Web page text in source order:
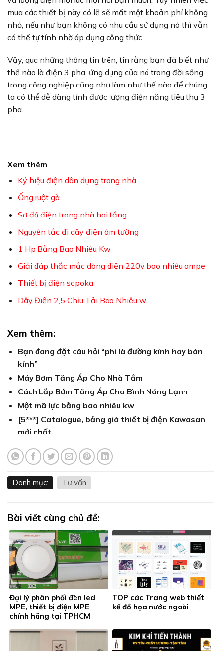
mua các thiết bị này có lẽ sẽ mất một khoản phí không
nhỏ, nếu như bạn không có nhu cầu sử dụng nó thì vẫn
có thể tự tính nhờ áp dụng công thức.
Vậy, qua những thông tin trên, tin rằng bạn đã biết như
thế nào là điện 3 pha, ứng dụng của nó trong đời sống
trong công nghiệp cũng như làm như thế nào để chúng
ta có thể dễ dàng tính được lượng điện năng tiêu thụ 3
pha.
Xem thêm
Ký hiệu điện dân dụng trong nhà
Ống ruột gà
Sơ đồ điện trong nhà hai tầng
Nguyên tắc đi dây điện âm tường
1 Hp Bằng Bao Nhiêu Kw
Giải đáp thắc mắc dòng điện 220v bao nhiêu ampe
Thiết bị điện sopoka
Dây Điện 2,5 Chịu Tải Bao Nhiêu w
Xem thêm:
Bạn đang đặt câu hỏi “phi là đường kính hay bán
kính”
Máy Bơm Tăng Áp Cho Nhà Tắm
Cách Lắp Bớm Tăng Áp Cho Bình Nóng Lạnh
Một mã lực bằng bao nhiêu kw
[5***] Catalogue, bảng giá thiết bị điện Kawasan
mới nhất
Danh mục: Tư vấn
Bài viết cùng chủ đề:
Đại lý phân phối đèn led
MPE, thiết bị điện MPE
chính hãng tại TPHCM
TOP các Trang web thiết
kế đồ họa nước ngoài